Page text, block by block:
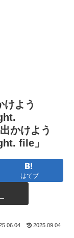
けよう
かけよう
file」
はてブ
2025.09.04